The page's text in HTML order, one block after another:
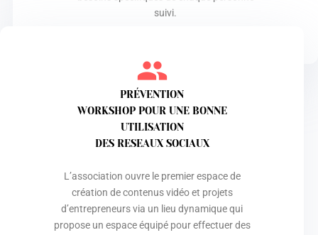
suivi.
PRÉVENTION
WORKSHOP POUR UNE BONNE
UTILISATION
DES RESEAUX SOCIAUX
L’association ouvre le premier espace de
création de contenus vidéo et projets
d’entrepreneurs via un lieu dynamique qui
propose un espace équipé pour effectuer des